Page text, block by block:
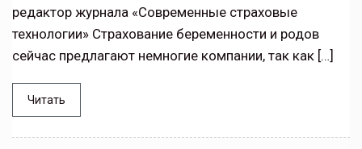
редактор журнала «Современные страховые
технологии» Страхование беременности и родов
сейчас предлагают немногие компании, так как […]
Читать